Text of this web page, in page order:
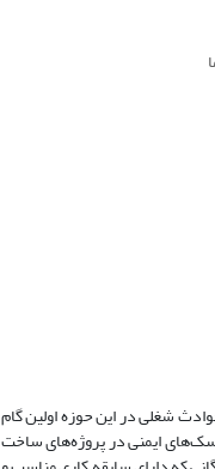
شغلی در این حوزه اولین گام
ایمنی در پروژه‌های ساخت